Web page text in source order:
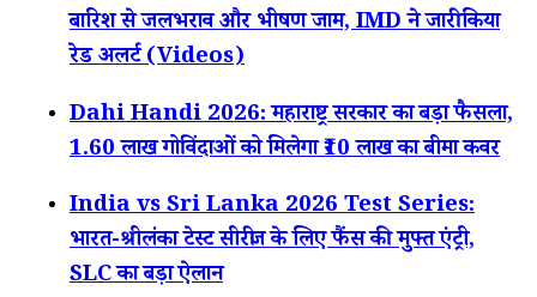
बारिश से जलभराव और भीषण जाम, IMD ने जारी किया
रेड अलर्ट (Videos)
Dahi Handi 2026: महाराष्ट्र सरकार का बड़ा फैसला,
1.60 लाख गोविंदाओं को मिलेगा ₹10 लाख का बीमा कवर
India vs Sri Lanka 2026 Test Series:
भारत-श्रीलंका टेस्ट सीरीज के लिए फैंस की मुफ्त एंट्री,
SLC का बड़ा ऐलान